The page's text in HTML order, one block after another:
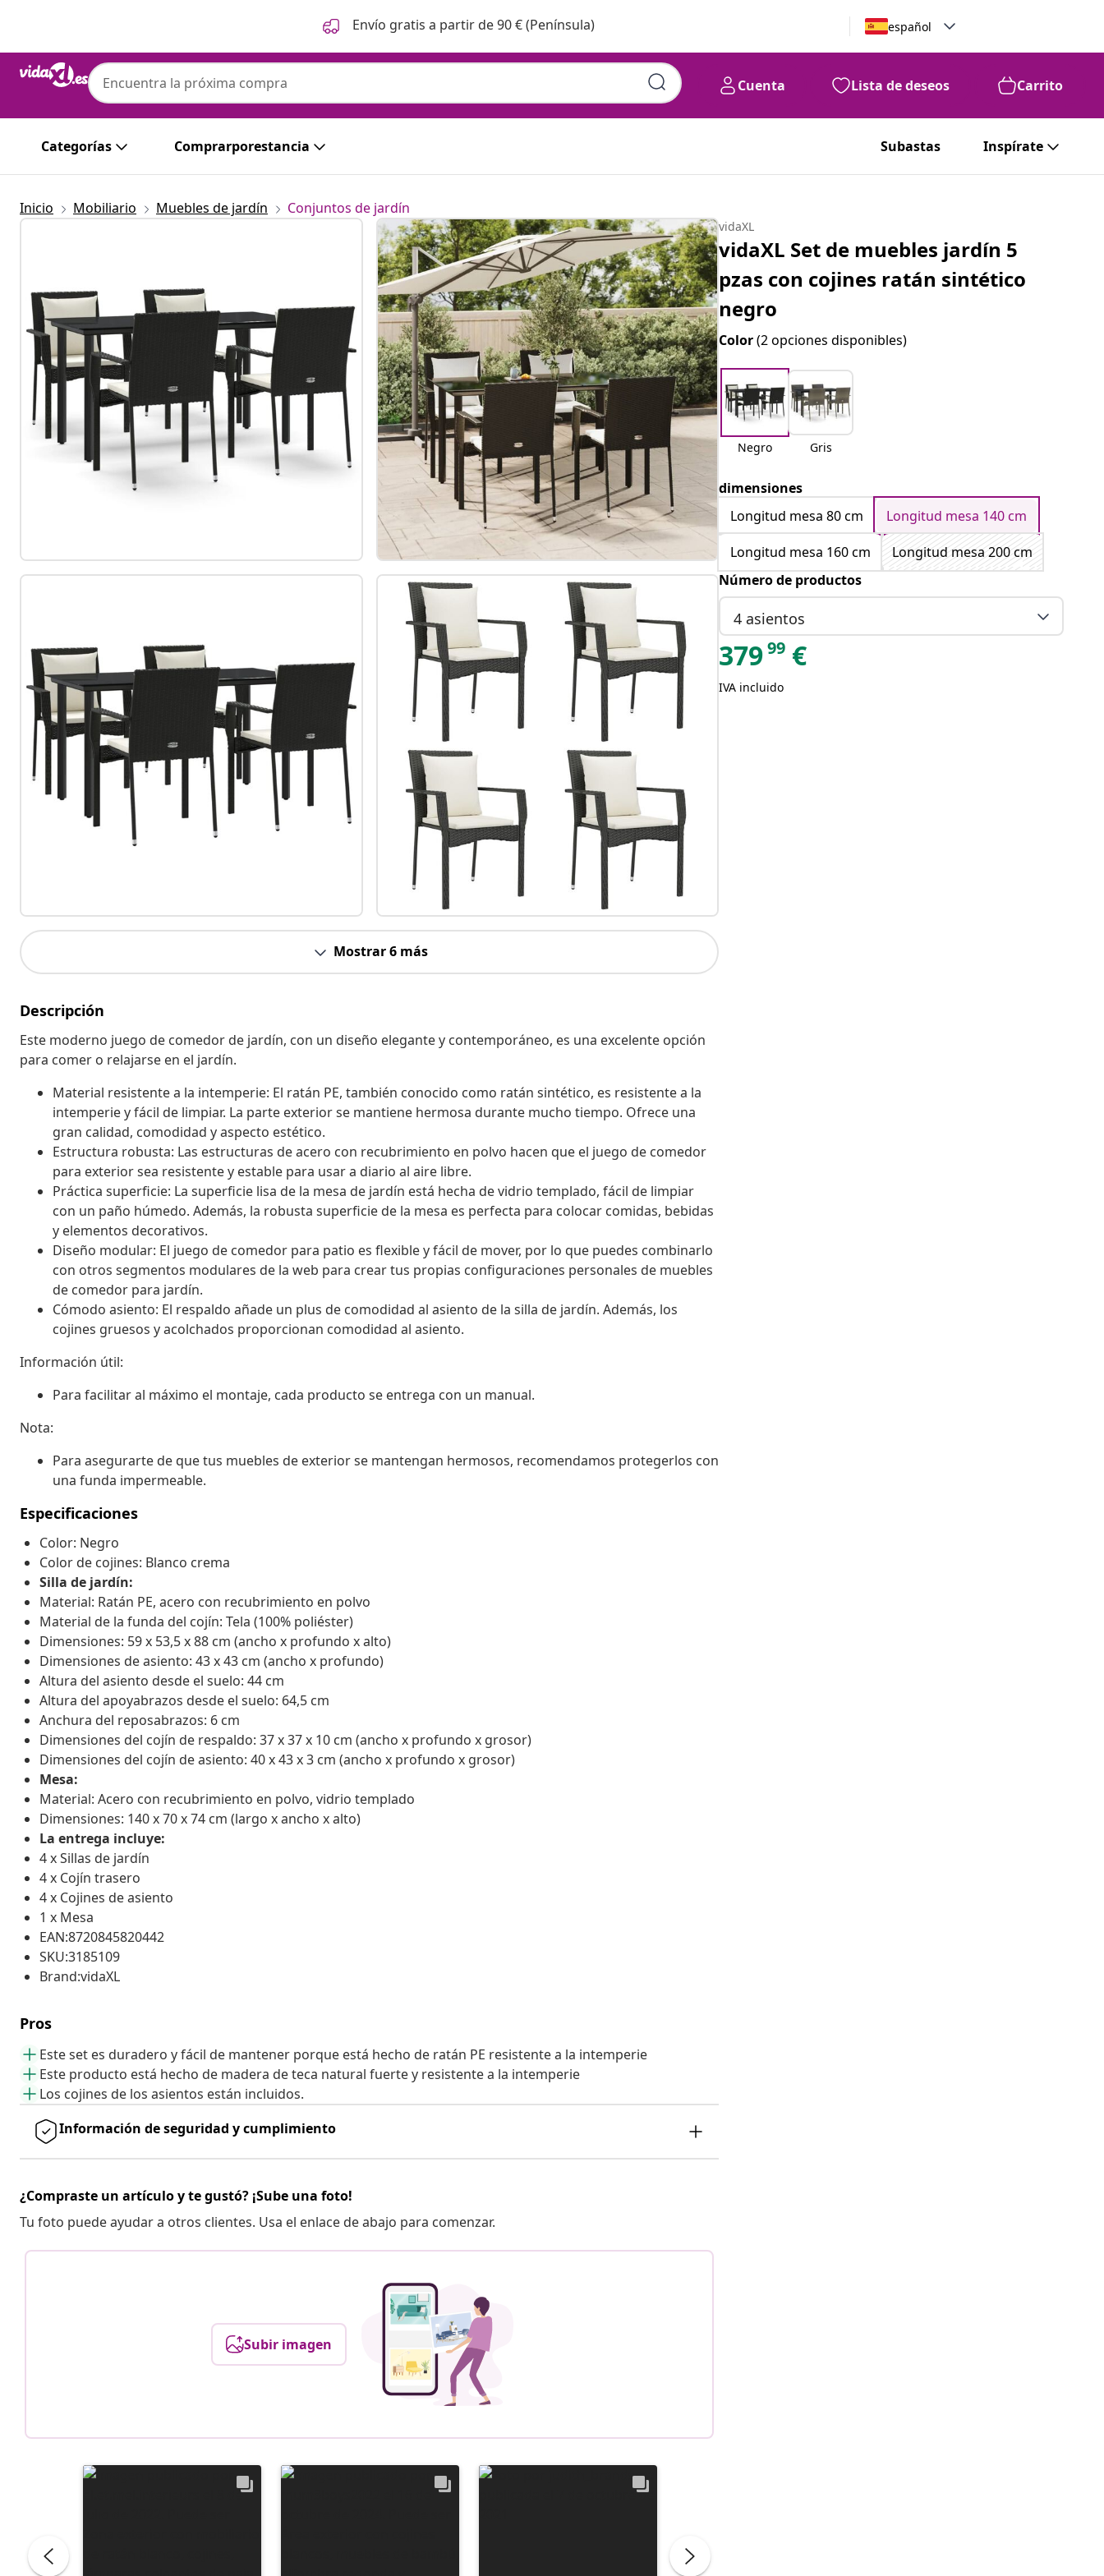
Envío gratis a partir de 90 € (Península) español
Cuenta Lista de deseos Carrito
Categorías Comprarporestancia Subastas Inspírate
Inicio Mobiliario Muebles de jardín Conjuntos de jardín
Mostrar 6 más
Descripción
Este moderno juego de comedor de jardín, con un diseño elegante y contemporáneo, es una excelente opción
para comer o relajarse en el jardín.
Material resistente a la intemperie: El ratán PE, también conocido como ratán sintético, es resistente a la
intemperie y fácil de limpiar. La parte exterior se mantiene hermosa durante mucho tiempo. Ofrece una
gran calidad, comodidad y aspecto estético.
Estructura robusta: Las estructuras de acero con recubrimiento en polvo hacen que el juego de comedor
para exterior sea resistente y estable para usar a diario al aire libre.
Práctica superficie: La superficie lisa de la mesa de jardín está hecha de vidrio templado, fácil de limpiar
con un paño húmedo. Además, la robusta superficie de la mesa es perfecta para colocar comidas, bebidas
y elementos decorativos.
Diseño modular: El juego de comedor para patio es flexible y fácil de mover, por lo que puedes combinarlo
con otros segmentos modulares de la web para crear tus propias configuraciones personales de muebles
de comedor para jardín.
Cómodo asiento: El respaldo añade un plus de comodidad al asiento de la silla de jardín. Además, los
cojines gruesos y acolchados proporcionan comodidad al asiento.
Información útil:
Para facilitar al máximo el montaje, cada producto se entrega con un manual.
Nota:
Para asegurarte de que tus muebles de exterior se mantengan hermosos, recomendamos protegerlos con
una funda impermeable.
Especificaciones
Color: Negro
Color de cojines: Blanco crema
Silla de jardín:
Material: Ratán PE, acero con recubrimiento en polvo
Material de la funda del cojín: Tela (100% poliéster)
Dimensiones: 59 x 53,5 x 88 cm (ancho x profundo x alto)
Dimensiones de asiento: 43 x 43 cm (ancho x profundo)
Altura del asiento desde el suelo: 44 cm
Altura del apoyabrazos desde el suelo: 64,5 cm
Anchura del reposabrazos: 6 cm
Dimensiones del cojín de respaldo: 37 x 37 x 10 cm (ancho x profundo x grosor)
Dimensiones del cojín de asiento: 40 x 43 x 3 cm (ancho x profundo x grosor)
Mesa:
Material: Acero con recubrimiento en polvo, vidrio templado
Dimensiones: 140 x 70 x 74 cm (largo x ancho x alto)
La entrega incluye:
4 x Sillas de jardín
4 x Cojín trasero
4 x Cojines de asiento
1 x Mesa
EAN:8720845820442
SKU:3185109
Brand:vidaXL
Pros
Este set es duradero y fácil de mantener porque está hecho de ratán PE resistente a la intemperie
Este producto está hecho de madera de teca natural fuerte y resistente a la intemperie
Los cojines de los asientos están incluidos.
Información de seguridad y cumplimiento
¿Compraste un artículo y te gustó? ¡Sube una foto!
Tu foto puede ayudar a otros clientes. Usa el enlace de abajo para comenzar.
Subir imagen
vidaXL
vidaXL Set de muebles jardín 5
pzas con cojines ratán sintético
negro
Color(2 opciones disponibles)
Negro Gris
dimensiones
Longitud mesa 80 cm
Longitud mesa 140 cm
Longitud mesa 160 cm
Longitud mesa 200 cm
Número de productos
4 asientos
37999 €
IVA incluido